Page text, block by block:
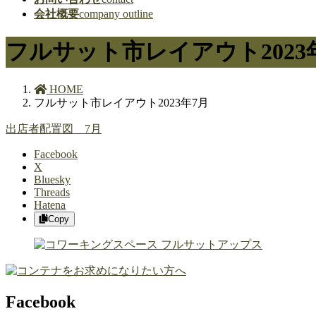
会社概要company outline
フルサット市レイアウト2023
HOME
フルサット市レイアウト2023年7月
出店者配置図 7月
Facebook
X
Bluesky
Threads
Hatena
Copy
Facebook